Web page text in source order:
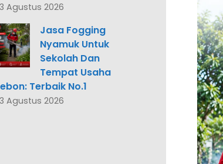
3 Agustus 2026
Jasa Fogging
Nyamuk Untuk
Sekolah Dan
Tempat Usaha
Terbaik No.1
3 Agustus 2026